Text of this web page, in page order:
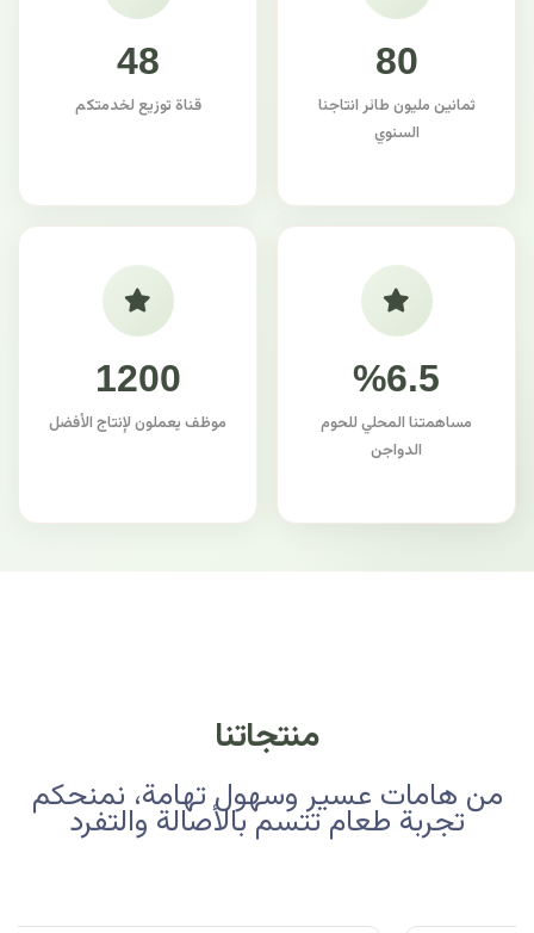
80
ثمانين مليون طائر انتاجنا
السنوي
48
قناة توزيع لخدمتكم
%6.5
مساهمتنا المحلي للحوم
الدواجن
1200
موظف يعملون لإنتاج الأفضل
منتجاتنا
من هامات عسير وسهول تهامة، نمنحكم
تجربة طعام تتسم بالأصالة والتفرد